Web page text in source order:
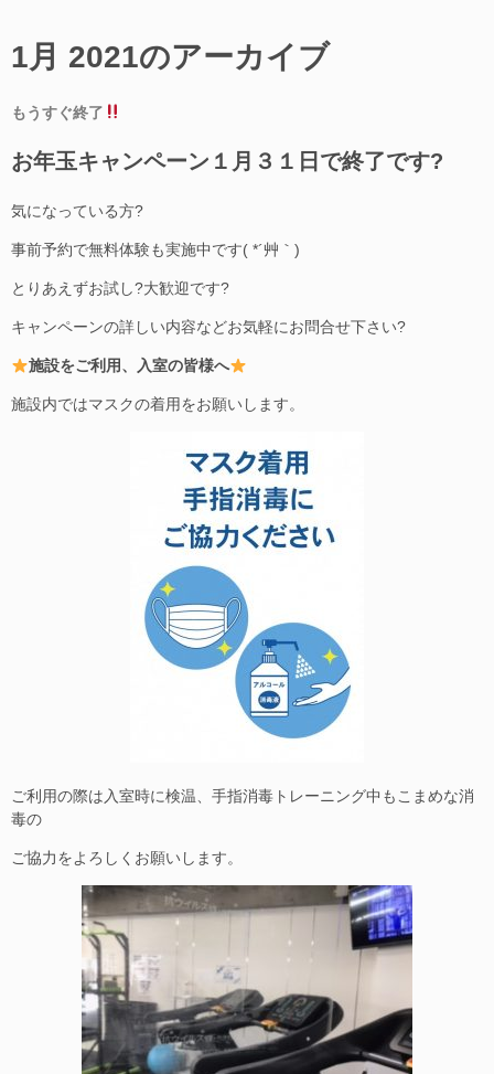
1月 2021のアーカイブ
もうすぐ終了
お年玉キャンペーン１月３１日で終了です?
気になっている方?
事前予約で無料体験も実施中です( *´艸｀)
とりあえずお試し?大歓迎です?
キャンペーンの詳しい内容などお気軽にお問合せ下さい?
施設をご利用、入室の皆様へ
施設内ではマスクの着用をお願いします。
ご利用の際は入室時に検温、手指消毒トレーニング中もこまめな消
毒の
ご協力をよろしくお願いします。